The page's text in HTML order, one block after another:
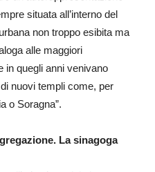
situata all’interno del
non troppo esibita ma
alle maggiori
in quegli anni venivano
nuovi templi come, per
o Soragna”.
La sinagoga